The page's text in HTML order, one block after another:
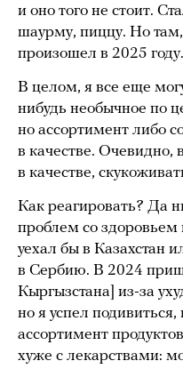
и оно того не стоит.
шаурму, пиццу. Но
произошел в 2025 году.
В целом, я все еще
нибудь необычное по
но ассортимент либо
в качестве. Очевидно,
в качестве,
Как реагировать? Да
проблем со здоровьем
уехал бы в Казахстан
в Сербию. В 2024
Кыргызстана] из-за
но я успел
ассортимент
хуже с лекарствами: